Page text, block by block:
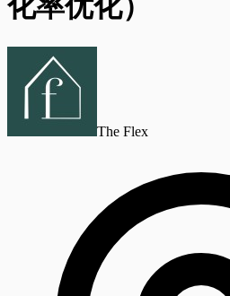
化率优化）
The Flex